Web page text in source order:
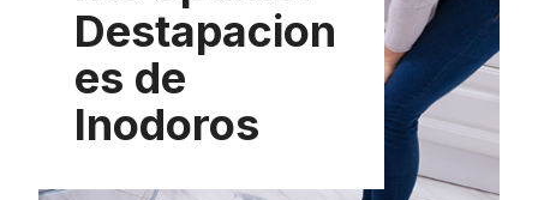
Destapacion
es de
Inodoros